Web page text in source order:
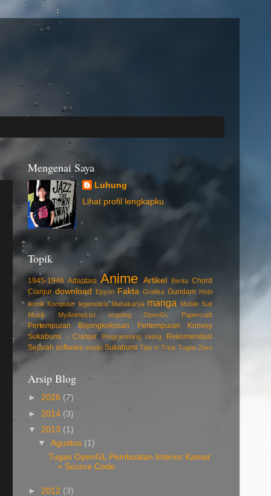
Mengenai Saya
Luhung
Lihat profil lengkapku
Topik
1945-1946 Adaptasi Anime Artikel Berita Chord
Cianjur download Epyon Fakta Grafika Gundam Hobi
ikonik Komputer legendaris Mahakarya manga Mobile Suit
Musik
MyAnimeList ongoing OpenGL Papercraft
Pertempuran Bojongkokosan
Pertempuran Konvoy
Sukabumi - Cianjur
Programming rating
Rekomendasi
Sejarah software studio Sukabumi Tips n' Trick Tugas Zero
Arsip Blog
► 2026 (7)
► 2014 (3)
▼ 2013 (1)
▼Agustus (1)
Tugas OpenGL Pembuatan Interior Kamar
+ Source Code
► 2012 (3)